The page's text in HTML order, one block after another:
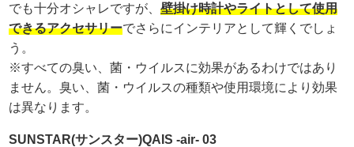
でも十分オシャレですが、壁掛け時計やライトとして使用
できるアクセサリーでさらにインテリアとして輝くでしょ
う。
※すべての臭い、菌・ウイルスに効果があるわけではあり
ません。臭い、菌・ウイルスの種類や使用環境により効果
は異なります。
SUNSTAR(サンスター)QAIS -air- 03